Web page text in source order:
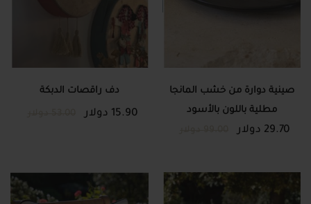
صينية دوارة من خشب المانجا
مطلية باللون بالأسود
29.70 دولار
دف راقصات الدبكة
15.90 دولار